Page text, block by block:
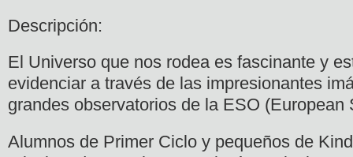
Descripción:
El Universo que nos rodea es fascinante y
evidenciar a través de las impresionantes
grandes observatorios de la ESO (European
Alumnos de Primer Ciclo y pequeños de